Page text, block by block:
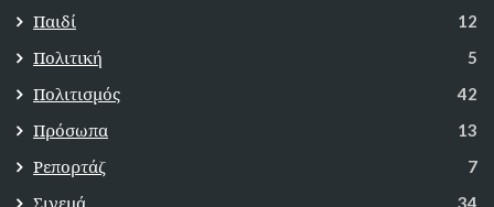
Παιδί 12
Πολιτική 5
Πολιτισμός 42
Πρόσωπα 13
Ρεπορτάζ 7
34